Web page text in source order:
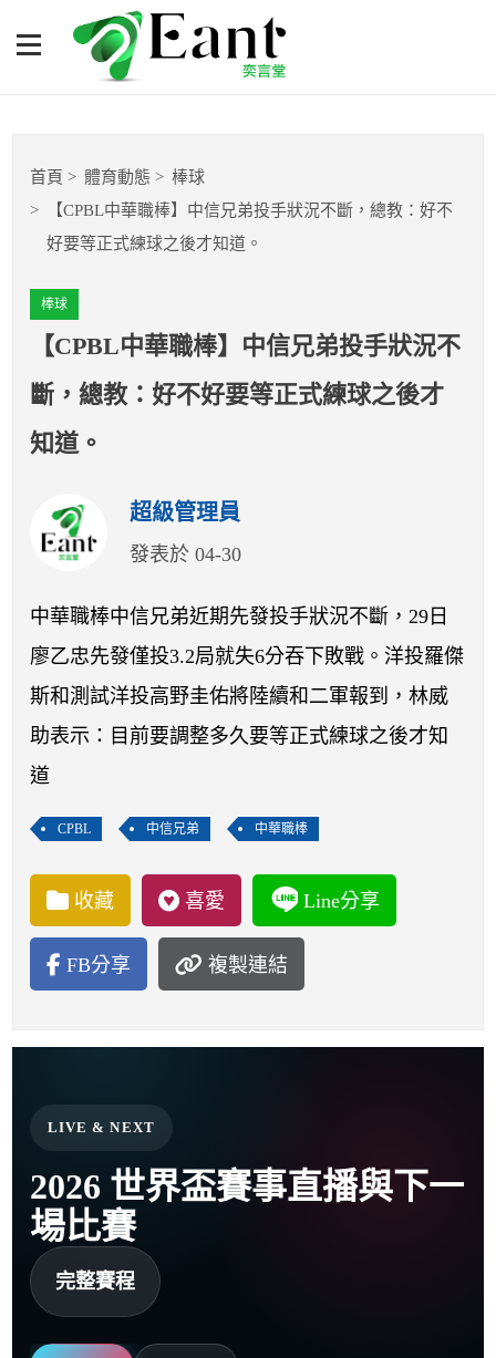
【CPBL中華職棒】中信兄
弟投手狀況不斷，總教：好
道。
籃球
棒球
球隊數據
明星分析師
運彩教學專區
首頁 體育動態
棒球
【CPBL中華職棒】中信兄弟投手狀況不斷，總教：好不
好要等正式練球之後才知道。
棒球
【CPBL中華職棒】中信兄弟投手狀況不
斷，總教：好不好要等正式練球之後才
知道。
超級管理員
發表於 04-30
中華職棒中信兄弟近期先發投手狀況不斷，29日
廖乙忠先發僅投3.2局就失6分吞下敗戰。洋投羅傑
斯和測試洋投高野圭佑將陸續和二軍報到，林威
助表示：目前要調整多久要等正式練球之後才知
道
CPBL 中信兄弟 中華職棒
收藏 喜愛 Line分享
FB分享 複製連結
LIVE & NEXT
2026 世界盃賽事直播與下一
場比賽
完整賽程